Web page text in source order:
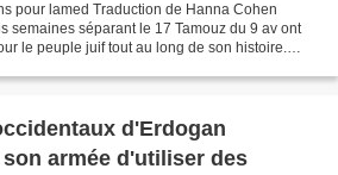
pour lamed Traduction de Hanna Cohen
semaines séparant le 17 Tamouz du 9 av ont
le peuple juif tout au long de son histoire.
d'Erdogan
armée d'utiliser des